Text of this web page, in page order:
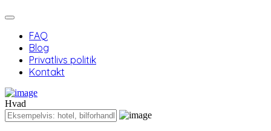
FAQ
Blog
Privatlivs politik
Kontakt
Hvad